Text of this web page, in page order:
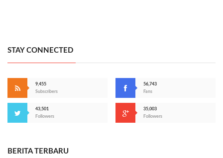
STAY CONNECTED
9,455
Subscribers
56,743
Fans
43,501
Followers
35,003
Followers
BERITA TERBARU